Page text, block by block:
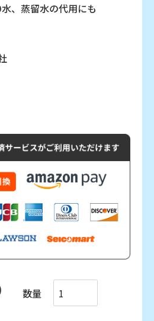
、蒸留水の代用にも
数量